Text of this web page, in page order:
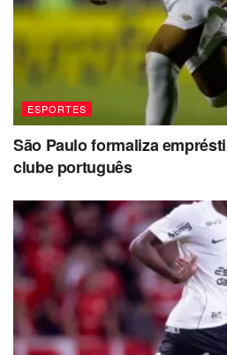
ESPORTES
São Paulo formaliza
clube português